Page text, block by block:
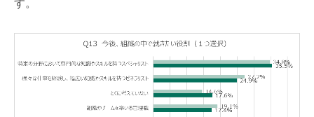
す。